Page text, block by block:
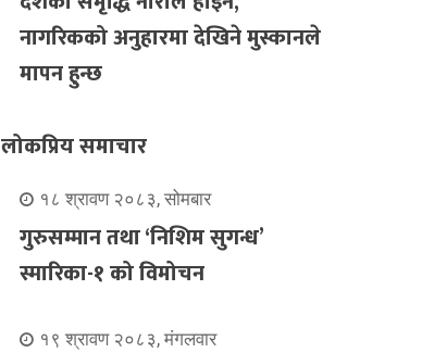
नागरिकको अनुहारमा देखिने मुस्कानले
मापन हुन्छ
लोकप्रिय समाचार
१८ श्रावण २०८३, सोमबार
गुरुसम्मान तथा ‘निशिम सुगन्ध’
स्मारिका-१ को विमोचन
१९ श्रावण २०८३, मंगलवार